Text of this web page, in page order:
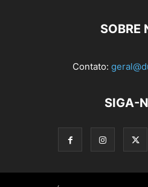
SOBRE
Contato:
SIGA-